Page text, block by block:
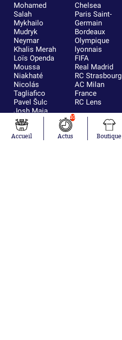
Mohamed
Salah
Mykhailo
Mudryk
Neymar
Khalis Merah
Loïs Openda
Moussa
Niakhaté
Nicolás
Tagliafico
Pavel Šulc
Josh Maja
Gauthier Hein
Chelsea
Paris Saint-
Germain
Bordeaux
Olympique
lyonnais
FIFA
Real Madrid
RC Strasbourg
AC Milan
France
RC Lens
Accueil
10
Actus Boutique